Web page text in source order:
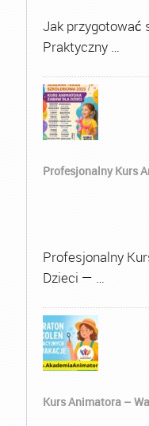
Jak przygotować
Praktyczny …
Profesjonalny Kurs
Profesjonalny
Dzieci — …
Kurs Animatora –